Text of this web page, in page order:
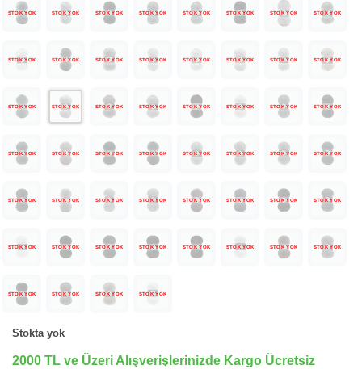
STOK YOK STOK YOK STOK YOK STOK YOK STOK YOK STOK YOK STOK YOK STOK YOK
STOK YOK STOK YOK STOK YOK STOK YOK STOK YOK STOK YOK STOK YOK STOK YOK
STOK YOK STOK YOK STOK YOK STOK YOK STOK YOK STOK YOK STOK YOK STOK YOK
STOK YOK STOK YOK STOK YOK STOK YOK STOK YOK STOK YOK STOK YOK STOK YOK
STOK YOK STOK YOK STOK YOK STOK YOK STOK YOK STOK YOK STOK YOK STOK YOK
STOK YOK STOK YOK STOK YOK STOK YOK STOK YOK STOK YOK STOK YOK STOK YOK
STOK YOK STOK YOK STOK YOK STOK YOK
Stokta yok
2000 TL ve Üzeri Alışverişlerinizde Kargo Ücretsiz